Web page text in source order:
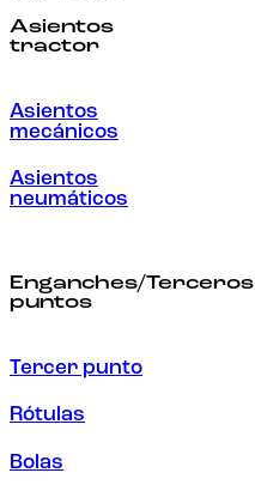
Asientos
tractor
Asientos
mecánicos
Asientos
neumáticos
Enganches/Terceros
puntos
Tercer punto
Rótulas
Bolas